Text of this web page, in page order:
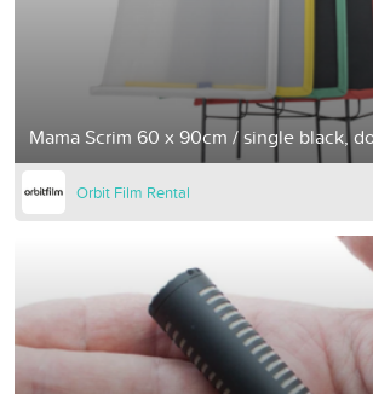
Mama Scrim 60 x 90cm / single black,
Orbit Film Rental